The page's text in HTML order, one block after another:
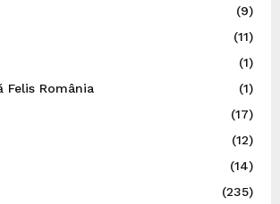
(9)
(11)
(1)
Felis România
(1)
(17)
(12)
(14)
(235)